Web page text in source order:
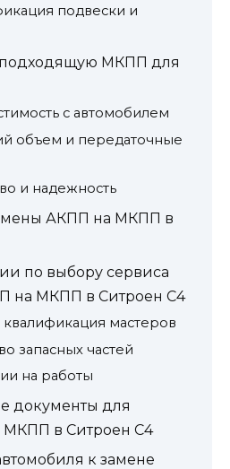
подвески и
подходящую МКПП для
с автомобилем
объем и передаточные
и надежность
АКПП на МКПП в
по выбору сервиса
на МКПП в Ситроен С4
квалификация мастеров
запасных частей
на работы
документы для
в Ситроен С4
к замене